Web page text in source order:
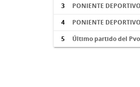
3
PONIENTE
4
PONIENTE
5
Último partido del